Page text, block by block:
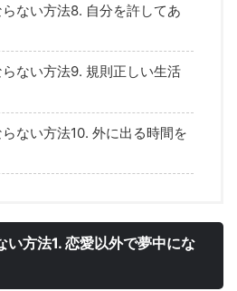
ない方法8. 自分を許してあ
ない方法9. 規則正しい生活
ない方法10. 外に出る時間を
い方法1. 恋愛以外で夢中にな